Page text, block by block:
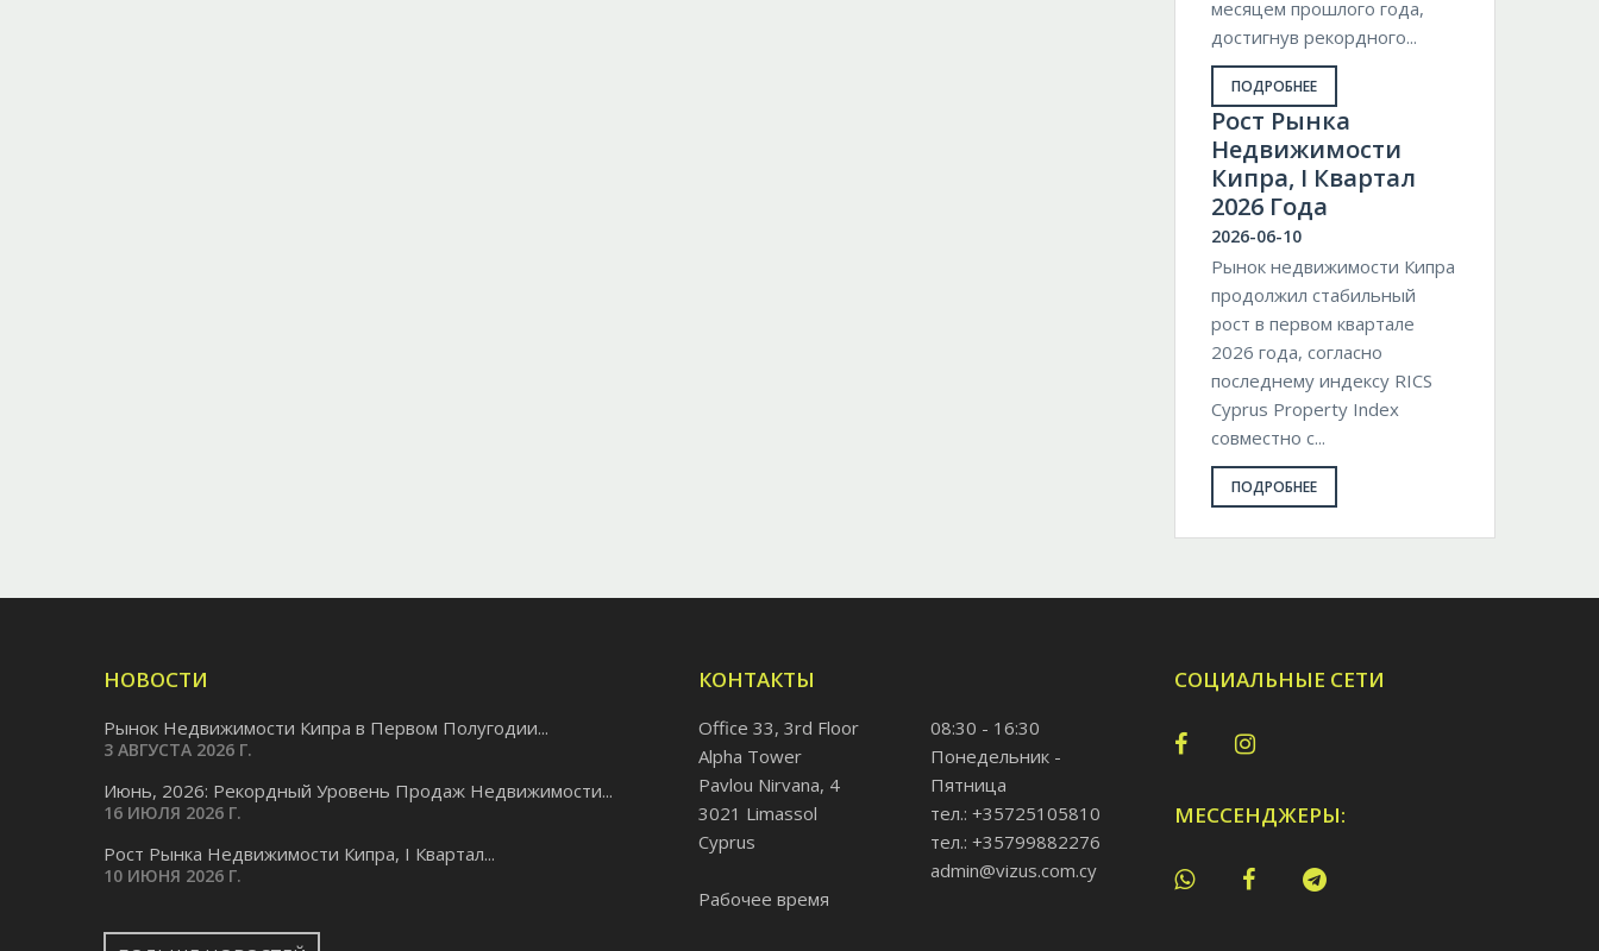
месяцем прошлого года,
достигнув рекордного...
ПОДРОБНЕЕ
Pост Рынка
Недвижимости
Кипра, I Квартал
2026 Года
2026-06-10
Рынок недвижимости Кипра
продолжил стабильный
рост в первом квартале
2026 года, согласно
последнему индексу RICS
Cyprus Property Index
совместно с...
ПОДРОБНЕЕ
НОВОСТИ
Рынок Недвижимости Кипра в Первом Полугодии...
3 АВГУСТА 2026 Г.
Июнь, 2026: Рекордный Уровень Продаж Недвижимости...
16 ИЮЛЯ 2026 Г.
Pост Рынка Недвижимости Кипра, I Квартал...
10 ИЮНЯ 2026 Г.
КОНТАКТЫ
Office 33, 3rd Floor
Alpha Tower
Pavlou Nirvana, 4
3021 Limassol
Cyprus
Рабочее время
08:30 - 16:30
Понедельник -
Пятница
тел.: +35725105810
тел.: +35799882276
admin@vizus.com.cy
СОЦИАЛЬНЫЕ СЕТИ
МЕССЕНДЖЕРЫ: